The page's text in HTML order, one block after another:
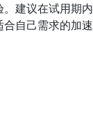
建议在试用期
自己需求的加